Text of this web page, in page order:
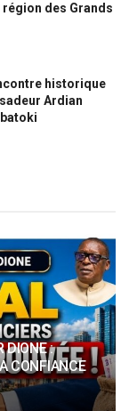
des Grands
historique
Ardian
DIONE :
CONFIANCE